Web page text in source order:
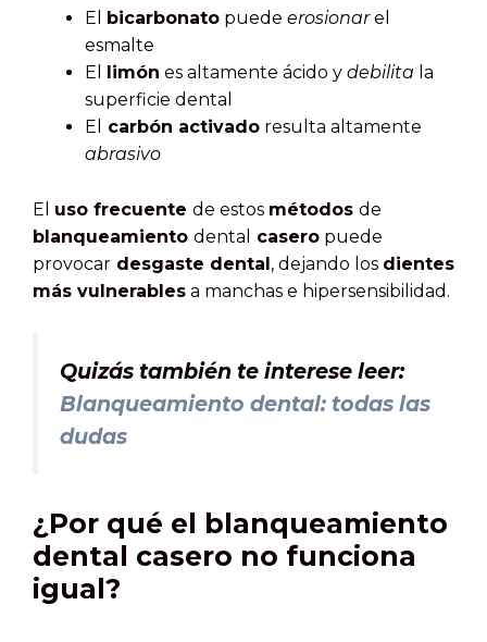
El bicarbonato puede erosionarel
esmalte
El
limón es altamente ácido y debilita la
superficie dental
El
carbón activado resulta altamente
abrasivo
El uso frecuente de estos métodos de
blanqueamiento dental casero puede
provocar desgaste dental, dejando los dientes
más vulnerables a manchas e hipersensibilidad.
Quizás también te interese leer:
Blanqueamiento dental: todas las
dudas
¿Por qué el blanqueamiento
dental casero no funciona
igual?